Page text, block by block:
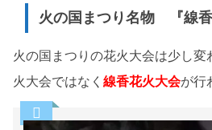
火の国まつり名物 『線香
火の国まつりの花火大会は少し
火大会ではなく 線香花火大会が行